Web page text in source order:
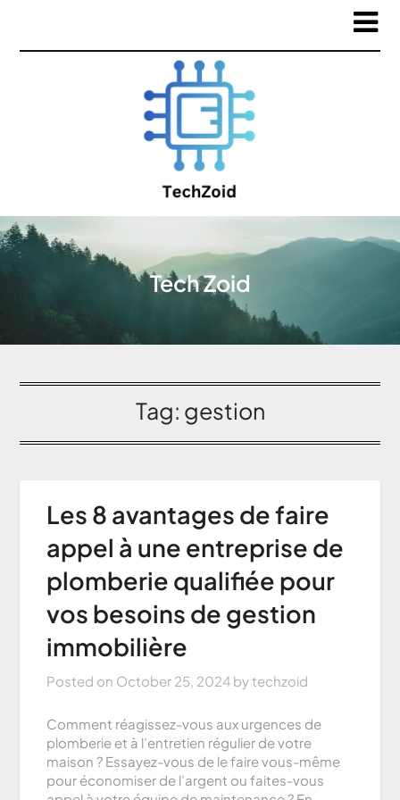
Tech Zoid
Tag: gestion
Les 8 avantages de faire
appel à une entreprise de
plomberie qualifiée pour
vos besoins de gestion
immobilière
Posted on October 25, 2024 bytechzoid
Comment réagissez-vous aux urgences de
plomberie et à l’entretien régulier de votre
maison ? Essayez-vous de le faire vous-même
pour économiser de l’argent ou faites-vous